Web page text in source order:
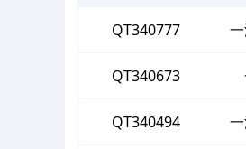
QT340777
QT340673
QT340494